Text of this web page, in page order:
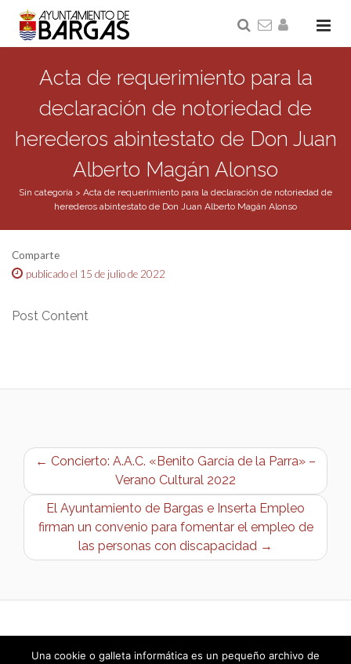
Acta de requerimiento para la
declaración de notoriedad de
herederos abintestato de Don Juan
Alberto Magán Alonso
Sin categoría > Acta de requerimiento para la declaración de notoriedad de
herederos abintestato de Don Juan Alberto Magán Alonso
Comparte
publicado el 15 de julio de 2022
Post Content
← Concierto: A.A.C. «Benito García de la Parra» –
Verano Cultural 2022
El Ayuntamiento de Bargas e Inserta Empleo
firman un convenio para fomentar el empleo de
las personas con discapacidad →
Una cookie o galleta informática es un pequeño archivo de